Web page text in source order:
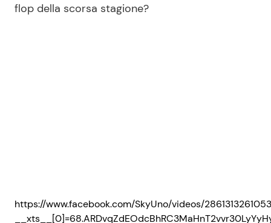
flop della scorsa stagione?
https://www.facebook.com/SkyUno/videos/